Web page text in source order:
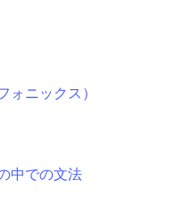
ォニックス）
中での文法